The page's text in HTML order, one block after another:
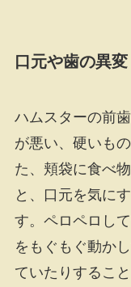
口元や歯の異変
ハムスターの前
が悪い、硬いも
た、頬袋に食べ
と、口元を気に
す。ペロペロし
をもぐもぐ動か
ていたりするこ